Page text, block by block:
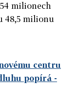
milionech
48,5 milionu
centru
popírá -